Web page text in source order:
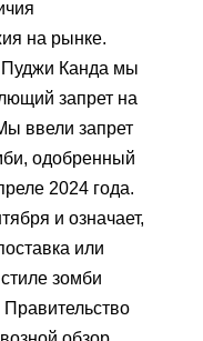
на рынке.
Пуджи Канда мы
запрет на
ввели запрет
одобренный
2024 года.
и означает,
или
зомби